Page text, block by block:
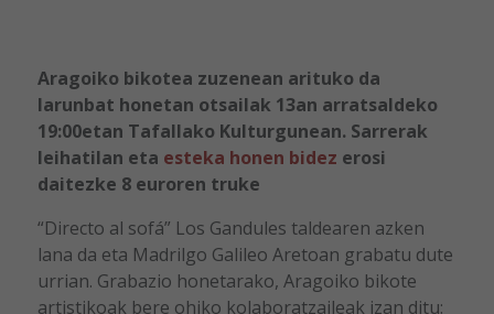
Aragoiko bikotea zuzenean arituko da
larunbat honetan otsailak 13an arratsaldeko
19:00etan Tafallako Kulturgunean. Sarrerak
leihatilan eta esteka honen bidez erosi
daitezke 8 euroren truke
“Directo al sofá” Los Gandules taldearen azken
lana da eta Madrilgo Galileo Aretoan grabatu dute
urrian. Grabazio honetarako, Aragoiko bikote
artistikoak bere ohiko kolaboratzaileak izan ditu: